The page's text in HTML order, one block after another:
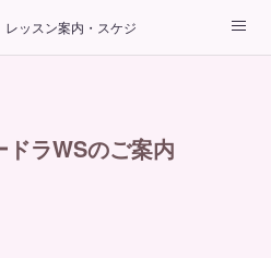
レッスン案内・スケジュール
パーソナルヨガレッスン
ラWSのご案内